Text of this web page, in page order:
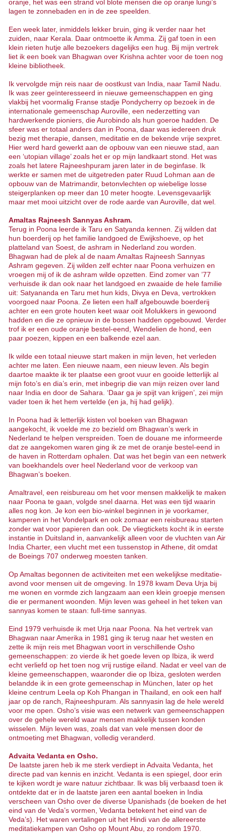
oranje, het was een strand vol blote mensen die op oranje lungi’s
lagen te zonnebaden en in de zee speelden.
Een week later, inmiddels lekker bruin, ging ik verder naar het
zuiden, naar Kerala. Daar ontmoette ik Amma. Zij gaf toen in een
klein rieten hutje alle bezoekers dagelijks een hug. Bij mijn vertrek
liet ik een boek van Bhagwan over Krishna achter voor de toen nog
kleine bibliotheek.
Ik vervolgde mijn reis naar de oostkust van India, naar Tamil Nadu.
Ik was zeer geïnteresseerd in nieuwe gemeenschappen en ging
vlakbij het voormalig Franse stadje Pondycherry op bezoek in de
internationale gemeenschap Auroville, een nederzetting van
hardwerkende pioniers, die Aurobindo als hun goeroe hadden. De
sfeer was er totaal anders dan in Poona, daar was iedereen druk
bezig met therapie, dansen, meditatie en de bekende vrije sexpret.
Hier werd hard gewerkt aan de opbouw van een nieuwe stad, aan
een ‘utopian village’ zoals het er op mijn landkaart stond. Het was
zoals het latere Rajneeshpuram jaren later in de beginfase. Ik
werkte er samen met de uitgetreden pater Ruud Lohman aan de
opbouw van de Matrimandir, betonvlechten op wiebelige losse
steigerplanken op meer dan 10 meter hoogte. Levensgevaarlijk
maar met mooi uitzicht over de rode aarde van Auroville, dat wel.
Amaltas Rajneesh Sannyas Ashram.
Terug in Poona leerde ik Taru en Satyanda kennen. Zij wilden dat
hun boerderij op het familie landgoed de Ewijkshoeve, op het
platteland van Soest, de ashram in Nederland zou worden.
Bhagwan had de plek al de naam Amaltas Rajneesh Sannyas
Ashram gegeven. Zij wilden zelf echter naar Poona verhuizen en
vroegen mij of ik de ashram wilde opzetten. Eind zomer van ’77
verhuisde ik dan ook naar het landgoed en zwaaide de hele familie
uit: Satyananda en Taru met hun kids, Divya en Deva, vertrokken
voorgoed naar Poona. Ze lieten een half afgebouwde boerderij
achter en een grote houten keet waar ooit Molukkers in gewoond
hadden en die ze opnieuw in de bossen hadden opgebouwd. Verder
trof ik er een oude oranje bestel-eend, Wendelien de hond, een
paar poezen, kippen en een balkende ezel aan.
Ik wilde een totaal nieuwe start maken in mijn leven, het verleden
achter me laten. Een nieuwe naam, een nieuw leven. Als begin
daartoe maakte ik ter plaatse een groot vuur en gooide letterlijk al
mijn foto’s en dia’s erin, met inbegrip die van mijn reizen over land
naar India en door de Sahara. ‘Daar ga je spijt van krijgen’, zei mijn
vader toen ik het hem vertelde (en ja, hij had gelijk).
In Poona had ik letterlijk kisten vol boeken van Bhagwan
aangekocht, ik voelde me zo bezield om Bhagwan’s werk in
Nederland te helpen verspreiden. Toen de douane me informeerde
dat ze aangekomen waren ging ik ze met de oranje bestel-eend in
de haven in Rotterdam ophalen. Dat was het begin van een netwerk
van boekhandels over heel Nederland voor de verkoop van
Bhagwan’s boeken.
Amaltravel, een reisbureau om het voor mensen makkelijk te maken
naar Poona te gaan, volgde snel daarna. Het was een tijd waarin
alles nog kon. Je kon een bio-winkel beginnen in je voorkamer,
kamperen in het Vondelpark en ook zomaar een reisbureau starten
zonder wat voor papieren dan ook. De vliegtickets kocht ik in eerste
instantie in Duitsland in, aanvankelijk alleen voor de vluchten van Air
India Charter, een vlucht met een tussenstop in Athene, dit omdat
de Boeings 707 onderweg moesten tanken.
Op Amaltas begonnen de activiteiten met een wekelijkse meditatie-
avond voor mensen uit de omgeving. In 1978 kwam Deva Urja bij
me wonen en vormde zich langzaam aan een klein groepje mensen
die er permanent woonden. Mijn leven was geheel in het teken van
sannyas komen te staan: full-time sannyas.
Eind 1979 verhuisde ik met Urja naar Poona. Na het vertrek van
Bhagwan naar Amerika in 1981 ging ik terug naar het westen en
zette ik mijn reis met Bhagwan voort in verschillende Osho
gemeenschappen: zo vierde ik het goede leven op Ibiza, ik werd
echt verliefd op het toen nog vrij rustige eiland. Nadat er veel van de
kleine gemeenschappen, waaronder die op Ibiza, gesloten werden
belandde ik in een grote gemeenschap in München, later op het
kleine centrum Leela op Koh Phangan in Thailand, en ook een half
jaar op de ranch, Rajneeshpuram. Als sannyasin lag de hele wereld
voor me open. Osho’s visie was een netwerk van gemeenschappen
over de gehele wereld waar mensen makkelijk tussen konden
wisselen. Mijn leven was, zoals dat van vele mensen door de
ontmoeting met Bhagwan, volledig veranderd.
Advaita Vedanta en Osho.
De laatste jaren heb ik me sterk verdiept in Advaita Vedanta, het
directe pad van kennis en inzicht. Vedanta is een spiegel, door erin
te kijken wordt je ware natuur zichtbaar. Ik was blij verbaasd toen ik
ontdekte dat er in de laatste jaren een aantal boeken in India
verscheen van Osho over de diverse Upanishads (de boeken de het
eind van de Veda’s vormen, Vedanta betekent het eind van de
Veda’s). Het waren vertalingen uit het Hindi van de allereerste
meditatiekampen van Osho op Mount Abu, zo rondom 1970.